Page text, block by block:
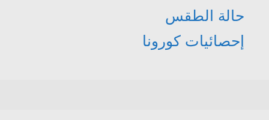
حالة الطقس
إحصائيات كورونا